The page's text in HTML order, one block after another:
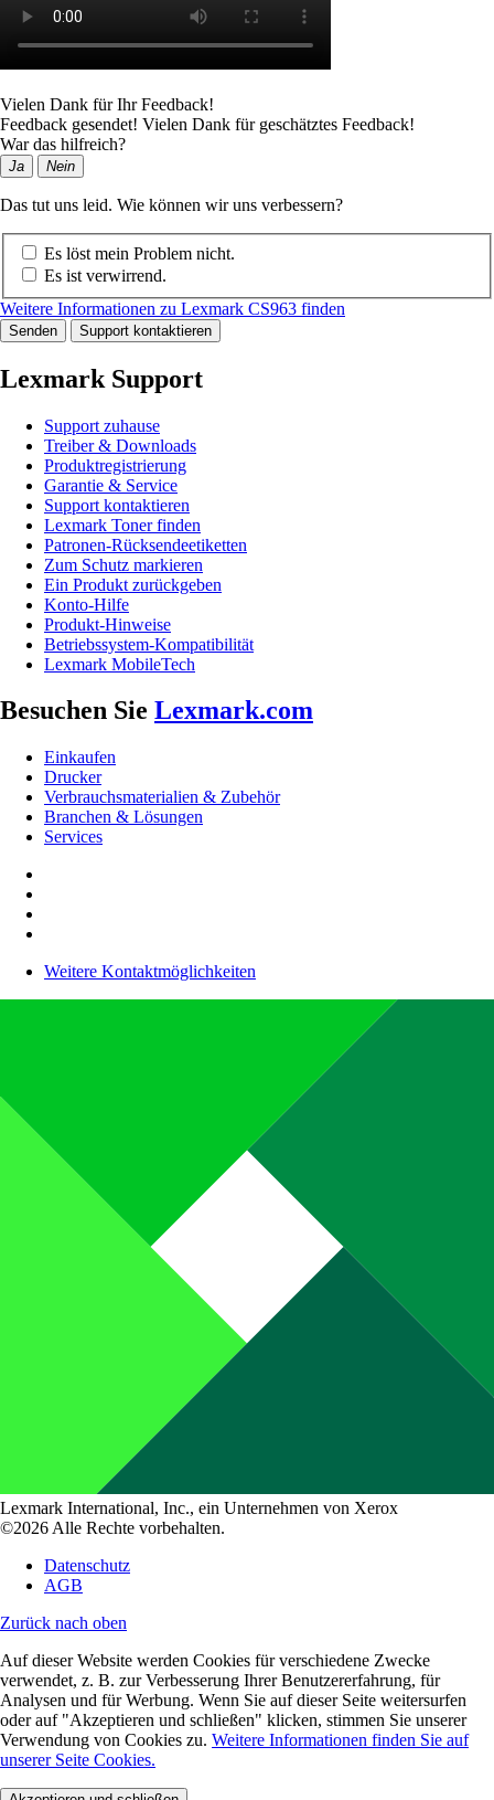
Vielen Dank für Ihr Feedback!
Feedback gesendet! Vielen Dank für geschätztes Feedback!
War das hilfreich?
Ja Nein
Das tut uns leid. Wie können wir uns verbessern?
Es löst mein Problem nicht.
Es ist verwirrend.
Weitere Informationen zu Lexmark CS963 finden
Senden Support kontaktieren
Lexmark Support
Support zuhause
Treiber & Downloads
Produktregistrierung
Garantie & Service
Support kontaktieren
Lexmark Toner finden
Patronen-Rücksendeetiketten
Zum Schutz markieren
Ein Produkt zurückgeben
Konto-Hilfe
Produkt-Hinweise
Betriebssystem-Kompatibilität
Lexmark MobileTech
Besuchen Sie Lexmark.com
Einkaufen
Drucker
Verbrauchsmaterialien & Zubehör
Branchen & Lösungen
Services
Weitere Kontaktmöglichkeiten
Lexmark International, Inc., ein Unternehmen von Xerox
©2026 Alle Rechte vorbehalten.
Datenschutz
AGB
Zurück nach oben
Auf dieser Website werden Cookies für verschiedene Zwecke
verwendet, z. B. zur Verbesserung Ihrer Benutzererfahrung, für
Analysen und für Werbung. Wenn Sie auf dieser Seite weitersurfen
oder auf "Akzeptieren und schließen" klicken, stimmen Sie unserer
Verwendung von Cookies zu. Weitere Informationen finden Sie auf
unserer Seite Cookies.